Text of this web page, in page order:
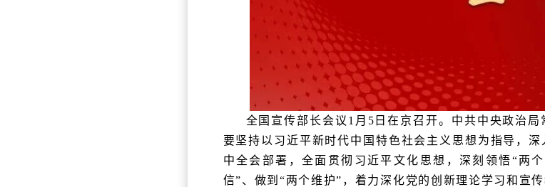
全国宣传部长会议1月5日在京召开。中共中央政治
要坚持以习近平新时代中国特色社会主义思想为指导，
中全会部署，全面贯彻习近平文化思想，深刻领悟“两
信”、做到“两个维护”，着力深化党的创新理论学习和宣